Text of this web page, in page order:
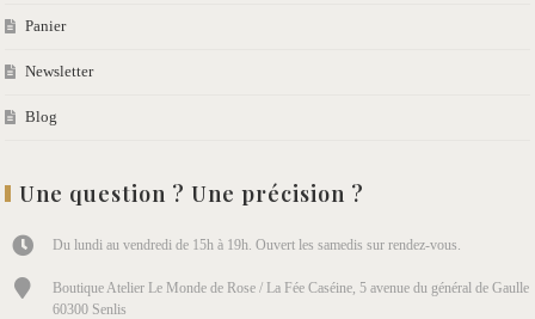
Panier
Newsletter
Blog
Une question ? Une précision ?
Du lundi au vendredi de 15h à 19h. Ouvert les samedis sur rendez-vous.
Boutique Atelier Le Monde de Rose / La Fée Caséine, 5 avenue du général de Gaulle
60300 Senlis